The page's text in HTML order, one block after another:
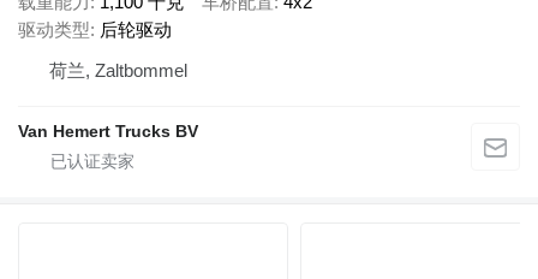
驱动类型
后轮驱动
荷兰, Zaltbommel
Van Hemert Trucks BV